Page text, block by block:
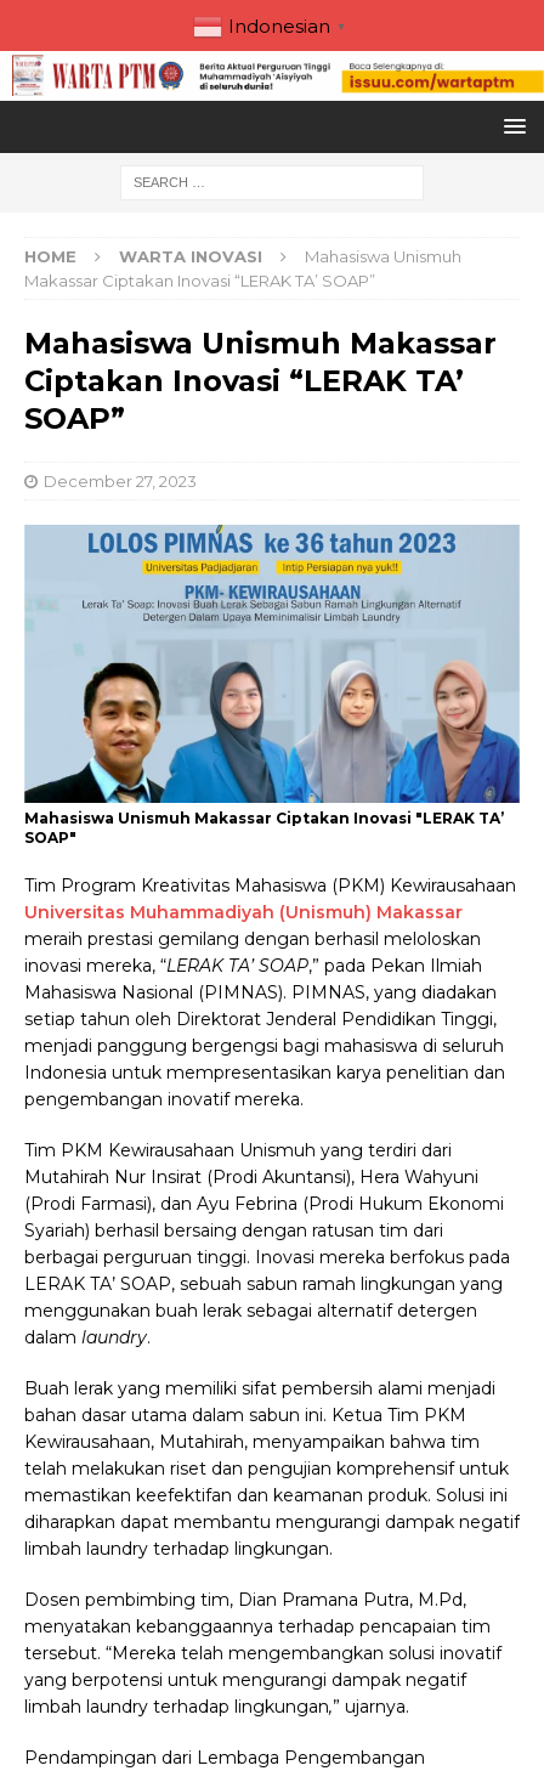
Indonesian ▼
HOME WARTA INOVASI
Mahasiswa Unismuh
Makassar Ciptakan Inovasi “LERAK TA’ SOAP”
Mahasiswa Unismuh Makassar
Ciptakan Inovasi “LERAK TA’
SOAP”
December 27, 2023
Mahasiswa Unismuh Makassar Ciptakan Inovasi "LERAK TA’
SOAP"
Tim Program Kreativitas Mahasiswa (PKM) Kewirausahaan
Universitas Muhammadiyah (Unismuh) Makassar
meraih prestasi gemilang dengan berhasil meloloskan
inovasi mereka, “LERAK TA’ SOAP,” pada Pekan Ilmiah
Mahasiswa Nasional (PIMNAS). PIMNAS, yang diadakan
setiap tahun oleh Direktorat Jenderal Pendidikan Tinggi,
menjadi panggung bergengsi bagi mahasiswa di seluruh
Indonesia untuk mempresentasikan karya penelitian dan
pengembangan inovatif mereka.
Tim PKM Kewirausahaan Unismuh yang terdiri dari
Mutahirah Nur Insirat (Prodi Akuntansi), Hera Wahyuni
(Prodi Farmasi), dan Ayu Febrina (Prodi Hukum Ekonomi
Syariah) berhasil bersaing dengan ratusan tim dari
berbagai perguruan tinggi. Inovasi mereka berfokus pada
LERAK TA’ SOAP, sebuah sabun ramah lingkungan yang
menggunakan buah lerak sebagai alternatif detergen
dalam laundry.
Buah lerak yang memiliki sifat pembersih alami menjadi
bahan dasar utama dalam sabun ini. Ketua Tim PKM
Kewirausahaan, Mutahirah, menyampaikan bahwa tim
telah melakukan riset dan pengujian komprehensif untuk
memastikan keefektifan dan keamanan produk. Solusi ini
diharapkan dapat membantu mengurangi dampak negatif
limbah laundry terhadap lingkungan.
Dosen pembimbing tim, Dian Pramana Putra, M.Pd,
menyatakan kebanggaannya terhadap pencapaian tim
tersebut. “Mereka telah mengembangkan solusi inovatif
yang berpotensi untuk mengurangi dampak negatif
limbah laundry terhadap lingkungan,” ujarnya.
Pendampingan dari Lembaga Pengembangan